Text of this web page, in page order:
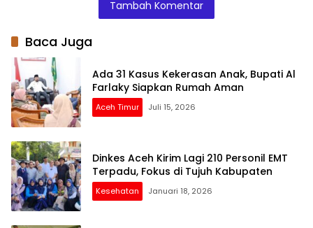
Tambah Komentar
Baca Juga
Ada 31 Kasus Kekerasan Anak, Bupati Al
Farlaky Siapkan Rumah Aman
Aceh Timur Juli 15, 2026
Dinkes Aceh Kirim Lagi 210 Personil EMT
Terpadu, Fokus di Tujuh Kabupaten
Kesehatan Januari 18, 2026